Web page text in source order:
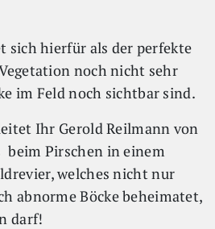
sich hierfür als der perfekte
noch nicht sehr
im Feld noch sichtbar sind.
Ihr Gerold Reilmann von
Pirschen in einem
welches nicht nur
abnorme Böcke beheimatet,
darf!